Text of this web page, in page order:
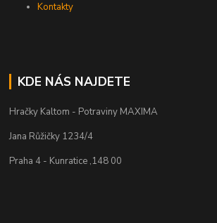
Kontakty
KDE NÁS NAJDETE
Hračky Kaltom - Potraviny MAXIMA
Jana Růžičky 1234/4
Praha 4 - Kunratice ,148 00